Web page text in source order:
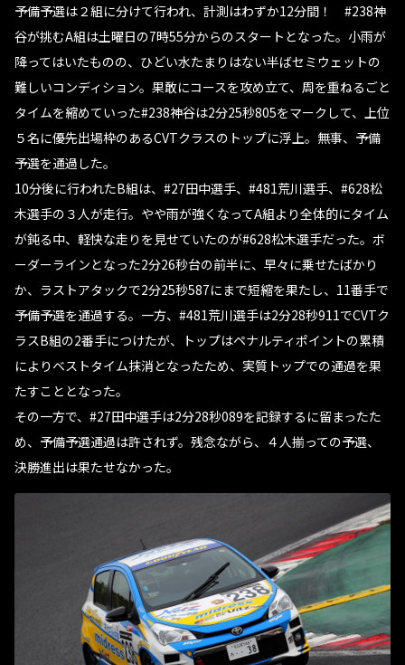
予備予選は２組に分けて行われ、計測はわずか12分間！ #238神
谷が挑むA組は土曜日の7時55分からのスタートとなった。小雨が
降ってはいたものの、ひどい水たまりはない半ばセミウェットの
難しいコンディション。果敢にコースを攻め立て、周を重ねるごと
タイムを縮めていった#238神谷は2分25秒805をマークして、上位
５名に優先出場枠のあるCVTクラスのトップに浮上。無事、予備
予選を通過した。
10分後に行われたB組は、#27田中選手、#481荒川選手、#628松
木選手の３人が走行。やや雨が強くなってA組より全体的にタイム
が鈍る中、軽快な走りを見せていたのが#628松木選手だった。ボ
ーダーラインとなった2分26秒台の前半に、早々に乗せたばかり
か、ラストアタックで2分25秒587にまで短縮を果たし、11番手で
予備予選を通過する。一方、#481荒川選手は2分28秒911でCVTク
ラスB組の2番手につけたが、トップはペナルティポイントの累積
によりベストタイム抹消となったため、実質トップでの通過を果
たすこととなった。
その一方で、#27田中選手は2分28秒089を記録するに留まったた
め、予備予選通過は許されず。残念ながら、４人揃っての予選、
決勝進出は果たせなかった。